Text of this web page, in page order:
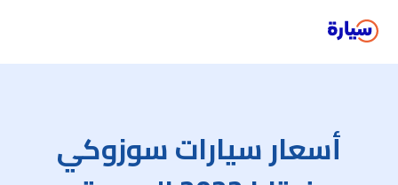
أسعار سيارات سوزوكي